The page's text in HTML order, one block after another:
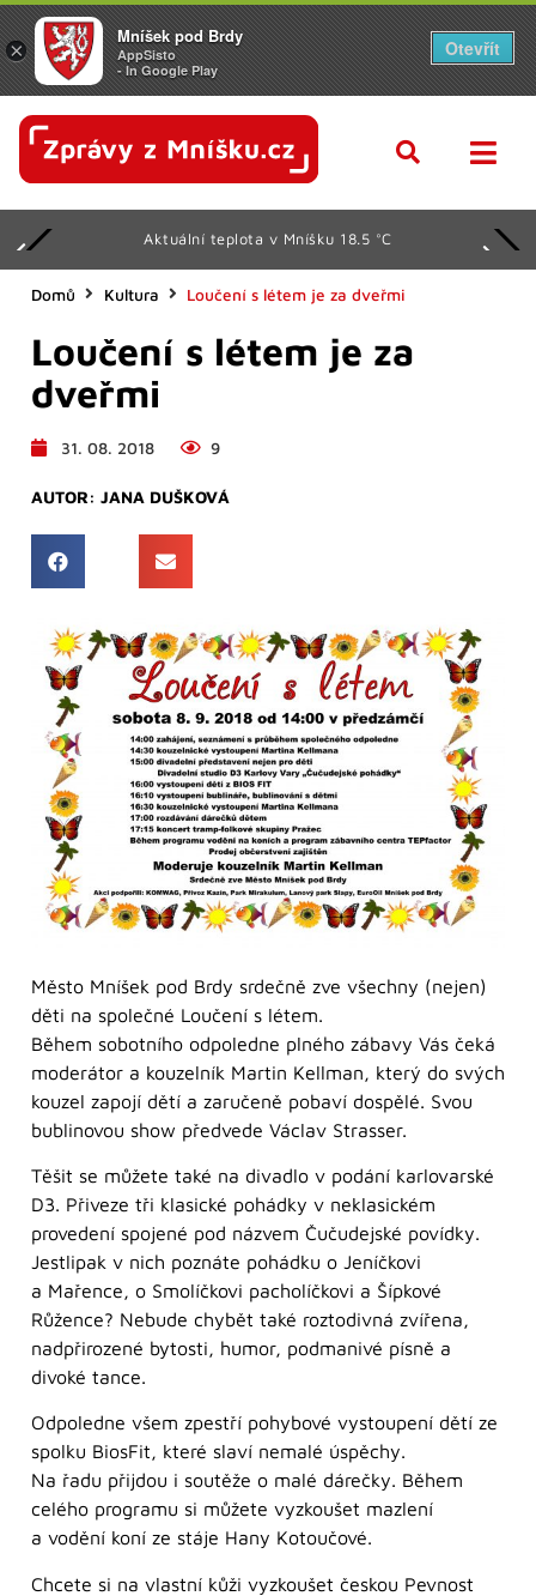
Aktuální teplota v Mníšku 18.5 °C
Domů Kultura Loučení s létem je za dveřmi
Loučení s létem je za
dveřmi
31. 08. 2018 9
AUTOR: JANA DUŠKOVÁ
Město Mníšek pod Brdy srdečně zve všechny (nejen)
děti na společné Loučení s létem.
Během sobotního odpoledne plného zábavy Vás čeká
moderátor a kouzelník Martin Kellman, který do svých
kouzel zapojí dětí a zaručeně pobaví dospělé. Svou
bublinovou show předvede Václav Strasser.
Těšit se můžete také na divadlo v podání karlovarské
D3. Přiveze tři klasické pohádky v neklasickém
provedení spojené pod názvem Čučudejské povídky.
Jestlipak v nich poznáte pohádku o Jeníčkovi
a Mařence, o Smolíčkovi pacholíčkovi a Šípkové
Růžence? Nebude chybět také roztodivná zvířena,
nadpřirozené bytosti, humor, podmanivé písně a
divoké tance.
Odpoledne všem zpestří pohybové vystoupení dětí ze
spolku BiosFit, které slaví nemalé úspěchy.
Na řadu přijdou i soutěže o malé dárečky. Během
celého programu si můžete vyzkoušet mazlení
a vodění koní ze stáje Hany Kotoučové.
Chcete si na vlastní kůži vyzkoušet českou Pevnost
×
Mníšek pod Brdy
AppSisto
- In Google Play
Otevřít